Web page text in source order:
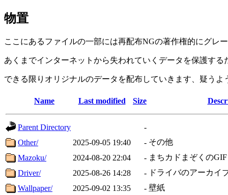
物置
ここにあるファイルの一部には再配布NGの著作権的にグレ
あくまでインターネットから失われていくデータを保護す
できる限りオリジナルのデータを配布していきます、疑う
Name Last modified Size
Parent Directory
-
Other/
2025-09-05 19:40 - その他
Mazoku/
2024-08-20 22:04 - まちカドまぞくの
Driver/
2025-08-26 14:28 - ドライバのアーカイ
Wallpaper/
2025-09-02 13:35 - 壁紙